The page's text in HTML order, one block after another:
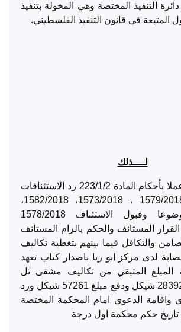
دائرة التنفيذ المختصة وهي المخولة بتنفيذ
المتبعة في قانون التنفيذ الفلسطيني.
لــــذلك
تقرر المحكمة وعملا بأحكام المادة 223/1/2 رد الاستئنافات
ذوات الارقام 1579/2018 ، 1573/2018، 1582/2018،
1575/2018 موضوعا وقبول الاستئناف 1578/2018
المستانف والحكم بالزام المستانف
والتكافل فيما بينهم بتغطية تكاليف
لدى مركز ابو ريا باصدار كتاب تعهد
المبلغ المتبقي من تكاليف مشفى تل
هشومير والبالغ 28392 شيكل ودفع مبلغ 57261 شيكل ورد
واقامة الدعوى امام المحكمة المختصة